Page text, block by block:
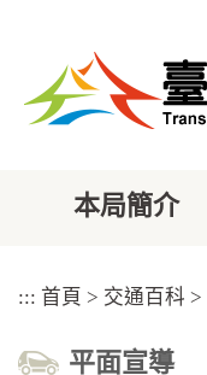
本局簡介
::: 首頁 > 交通百科 >
平面宣導